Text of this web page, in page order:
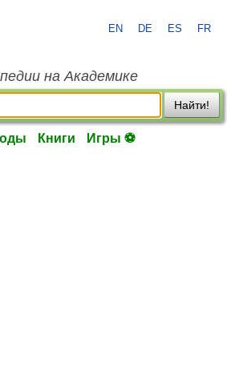
EN DE ES FR
на Академике
Найти!
Книги Игры ⚽